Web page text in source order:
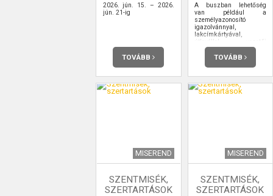
2026. jún. 15. – 2026.
jún. 21-ig
TOVÁBB
A buszban lehetőség
van például a
személyazonosító
igazolvánnyal,
lakcímkártyával,
útlevéllel, vezetői
engedéllyel kapcsolatos
ügyintézésre,
TOVÁBB
MISEREND
SZENTMISÉK,
SZERTARTÁSOK
MISEREND
SZENTMISÉK,
SZERTARTÁSOK